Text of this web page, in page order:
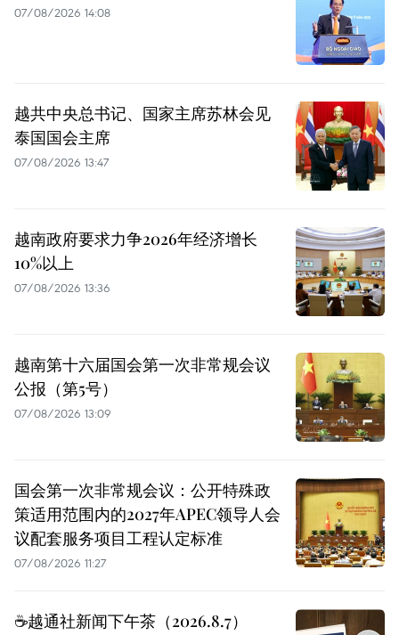
07/08/2026 14:08
越共中央总书记、国家主席苏林会见
泰国国会主席
07/08/2026 13:47
越南政府要求力争2026年经济增长
10%以上
07/08/2026 13:36
越南第十六届国会第一次非常规会议
公报（第5号）
07/08/2026 13:09
国会第一次非常规会议：公开特殊政
策适用范围内的2027年APEC领导人会
议配套服务项目工程认定标准
07/08/2026 11:27
☕️越通社新闻下午茶（2026.8.7）